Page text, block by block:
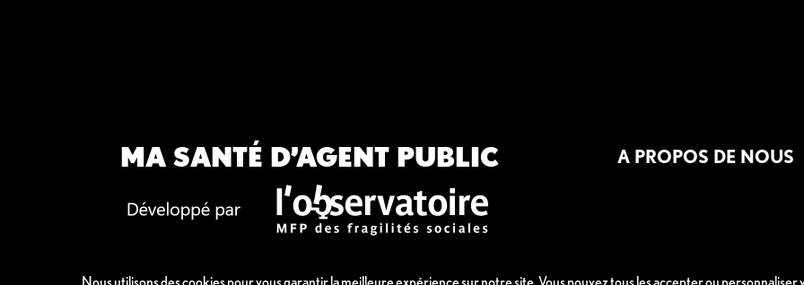
MA SANTÉ D’AGENT PUBLIC A PROPOS DE NOUS